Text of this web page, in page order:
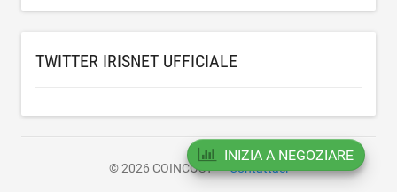
TWITTER IRISNET UFFICIALE
© 2026 COINCOST Contattaci
INIZIA A NEGOZIARE